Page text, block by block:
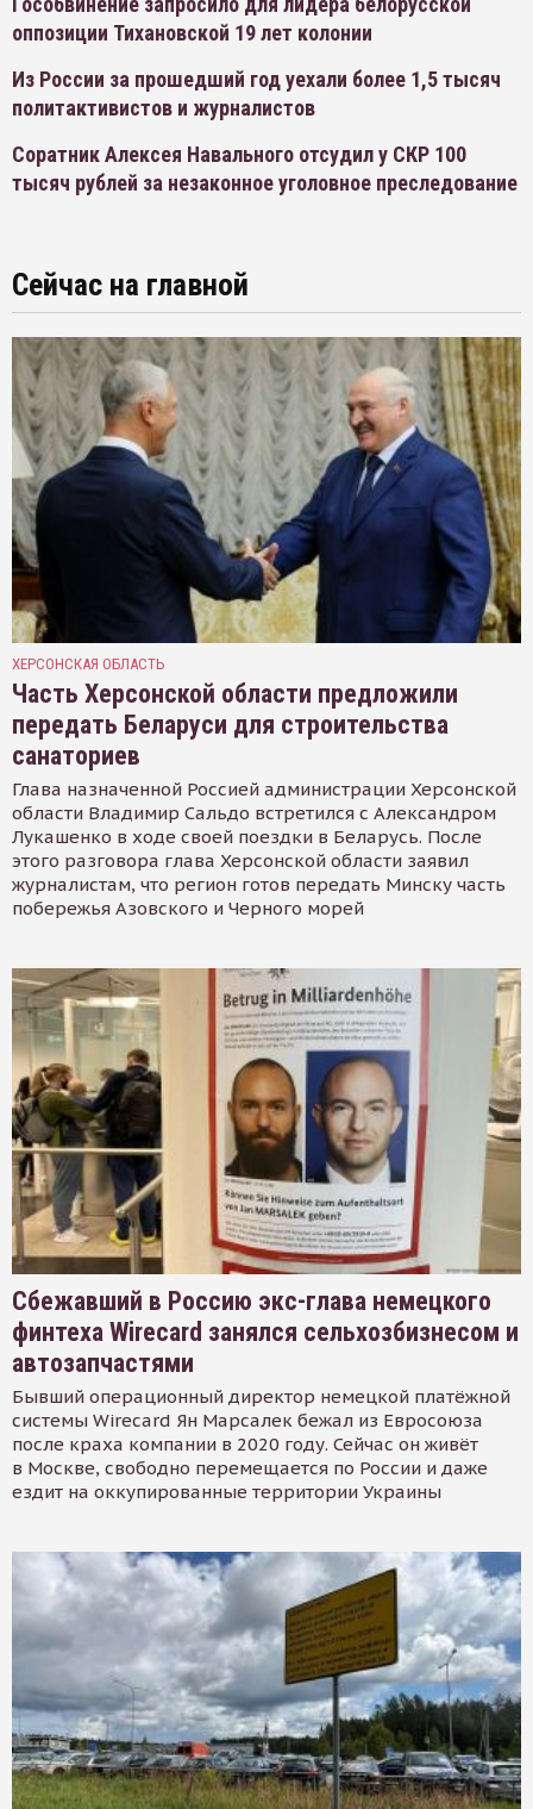
оппозиции Тихановской 19 лет колонии
Из России за прошедший год уехали более 1,5 тысяч
политактивистов и журналистов
Соратник Алексея Навального отсудил у СКР 100
тысяч рублей за незаконное уголовное преследование
Сейчас на главной
ХЕРСОНСКАЯ ОБЛАСТЬ
Часть Херсонской области предложили
передать Беларуси для строительства
санаториев
Глава назначенной Россией администрации Херсонской
области Владимир Сальдо встретился с Александром
Лукашенко в ходе своей поездки в Беларусь. После
этого разговора глава Херсонской области заявил
журналистам, что регион готов передать Минску часть
побережья Азовского и Черного морей
Сбежавший в Россию экс-глава немецкого
финтеха Wirecard занялся сельхозбизнесом и
автозапчастями
Бывший операционный директор немецкой платёжной
системы Wirecard Ян Марсалек бежал из Евросоюза
после краха компании в 2020 году. Сейчас он живёт
в Москве, свободно перемещается по России и даже
ездит на оккупированные территории Украины